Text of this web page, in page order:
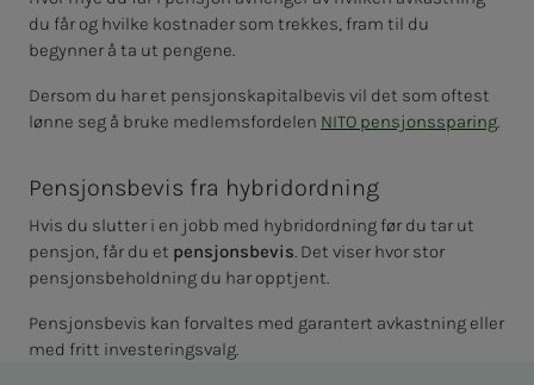
du får og hvilke kostnader som trekkes, fram til du
begynner å ta ut pengene.
Dersom du har et pensjonskapitalbevis vil det som oftest
lønne seg å bruke medlemsfordelen NITO pensjonssparing.
Pensjonsbevis fra hybridordning
Hvis du slutter i en jobb med hybridordning før du tar ut
pensjon, får du et pensjonsbevis. Det viser hvor stor
pensjonsbeholdning du har opptjent.
Pensjonsbevis kan forvaltes med garantert avkastning eller
med fritt investeringsvalg.